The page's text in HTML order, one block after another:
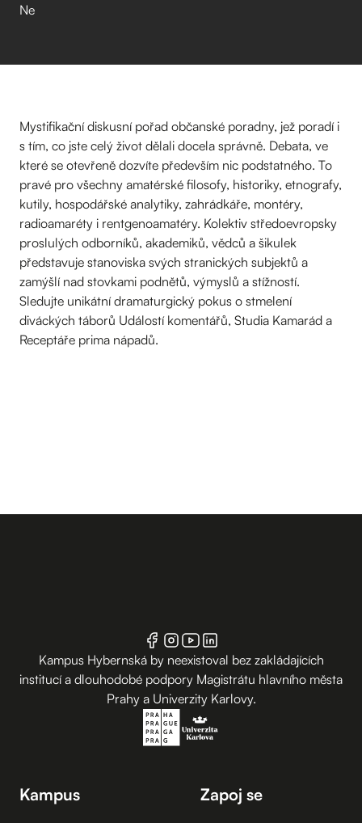
Ne
Mystifikační diskusní pořad občanské poradny, jež poradí i
s tím, co jste celý život dělali docela správně. Debata, ve
které se otevřeně dozvíte především nic podstatného. To
pravé pro všechny amatérské filosofy, historiky, etnografy,
kutily, hospodářské analytiky, zahrádkáře, montéry,
radioamaréty i rentgenoamatéry. Kolektiv středoevropsky
proslulých odborníků, akademiků, vědců a šikulek
představuje stanoviska svých stranických subjektů a
zamýšlí nad stovkami podnětů, výmyslů a stížností.
Sledujte unikátní dramaturgický pokus o stmelení
diváckých táborů Událostí komentářů, Studia Kamarád a
Receptáře prima nápadů.
Kampus Hybernská by neexistoval bez zakládajících
institucí a dlouhodobé podpory Magistrátu hlavního města
Prahy a Univerzity Karlovy.
Kampus Zapoj se